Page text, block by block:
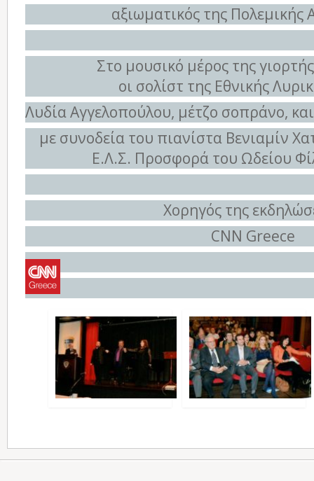
αξιωματικός της Πολεμικής
Στο μουσικό μέρος της
οι σολίστ της Εθνικής
Λυδία Αγγελοπούλου, μέτζο σοπράνο,
με συνοδεία του πιανίστα Βενιαμίν
Ε.Λ.Σ. Προσφορά του Ωδείου
Χορηγός της
CNN Greece